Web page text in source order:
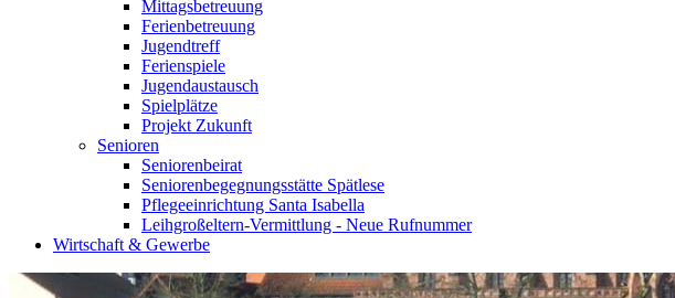
Mittagsbetreuung
Ferienbetreuung
Jugendtreff
Ferienspiele
Jugendaustausch
Spielplätze
Projekt Zukunft
Senioren
Seniorenbeirat
Seniorenbegegnungsstätte Spätlese
Pflegeeinrichtung Santa Isabella
Leihgroßeltern-Vermittlung - Neue Rufnummer
Wirtschaft & Gewerbe